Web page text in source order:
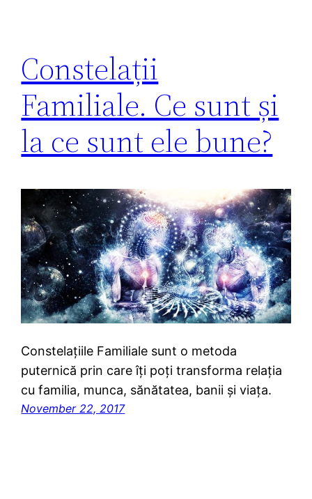
Constelații
Familiale. Ce sunt și
la ce sunt ele bune?
Constelațiile Familiale sunt o metoda
puternică prin care îți poți transforma relația
cu familia, munca, sănătatea, banii și viața.
November 22, 2017